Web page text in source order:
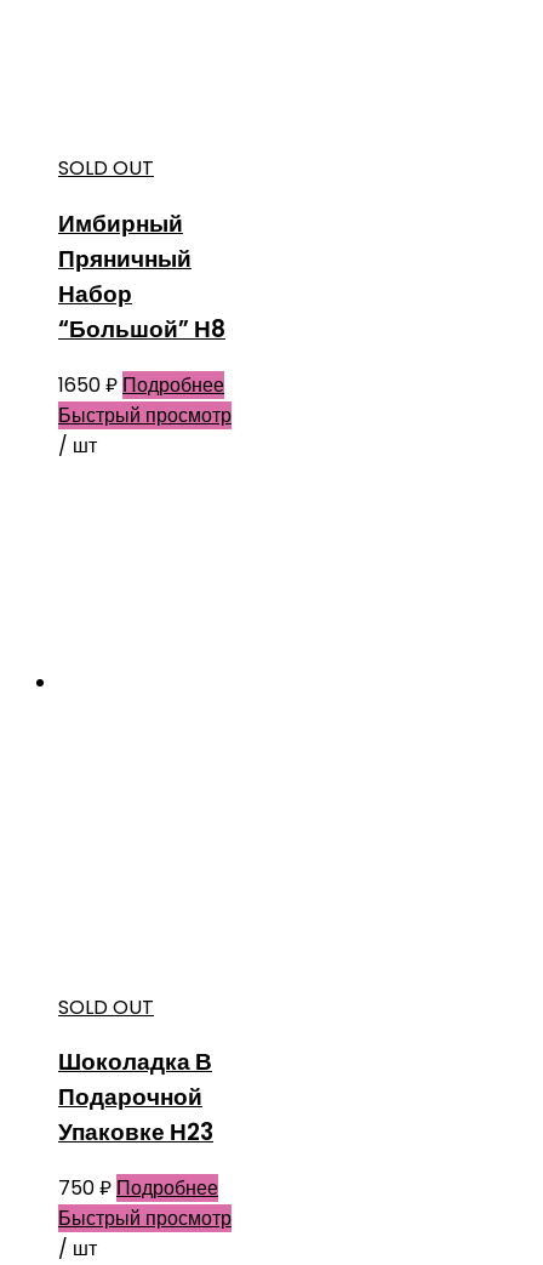
SOLD OUT
Имбирный
Пряничный
Набор
“Большой” Н8
1650₽ Подробнее
Быстрый просмотр
/ шт
SOLD OUT
Шоколадка В
Подарочной
Упаковке Н23
750₽ Подробнее
Быстрый просмотр
/ шт